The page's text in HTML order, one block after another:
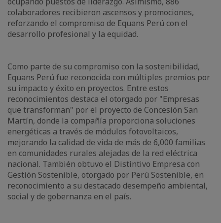
colaboradores recibieron ascensos y promociones,
reforzando el compromiso de Equans Perú con el
desarrollo profesional y la equidad.
Como parte de su compromiso con la sostenibilidad,
Equans Perú fue reconocida con múltiples premios por
su impacto y éxito en proyectos. Entre estos
reconocimientos destaca el otorgado por "Empresas
que transforman" por el proyecto de Concesión San
Martín, donde la compañía proporciona soluciones
energéticas a través de módulos fotovoltaicos,
mejorando la calidad de vida de más de 6,000 familias
en comunidades rurales alejadas de la red eléctrica
nacional. También obtuvo el Distintivo Empresa con
Gestión Sostenible, otorgado por Perú Sostenible, en
reconocimiento a su destacado desempeño ambiental,
social y de gobernanza en el país.